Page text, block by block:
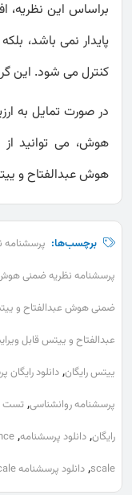
براساس این نظریه،
پایدار نمی باشد،
کنترل می شود. این
در صورت تمایل به
هوش، می توانید
هوش عبدالفتاح و
برچسب‌ها:
پرسشنامه نظریه ضمنی
ضمنی هوش عبدالفتاح و
عبدالفتاح و ییتس قابل
ییتس رایگان, دانلود
پرسشنامه روانشناسی, تست
رایگان, دانلود پرسشنامه,
scale
, دانلود پرسشنامه abdelfattah and yates theory of intelligence scale